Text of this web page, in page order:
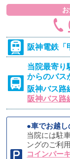
阪神電鉄
当院最寄り
からのバス
阪神バス路
阪神バス路
●車でお越し
当院には駐
ングのご利
コインパー